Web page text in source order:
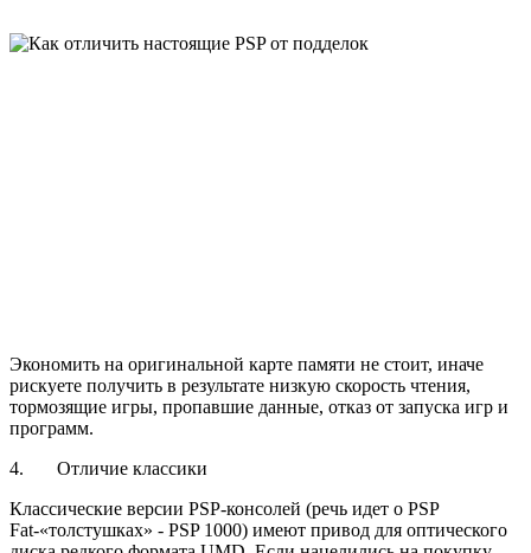
Экономить на оригинальной карте памяти не стоит, иначе
рискуете получить в результате низкую скорость чтения,
тормозящие игры, пропавшие данные, отказ от запуска игр и
программ.
4. Отличие классики
Классические версии PSP-консолей (речь идет о PSP
Fat-«толстушках» - PSP 1000) имеют привод для оптического